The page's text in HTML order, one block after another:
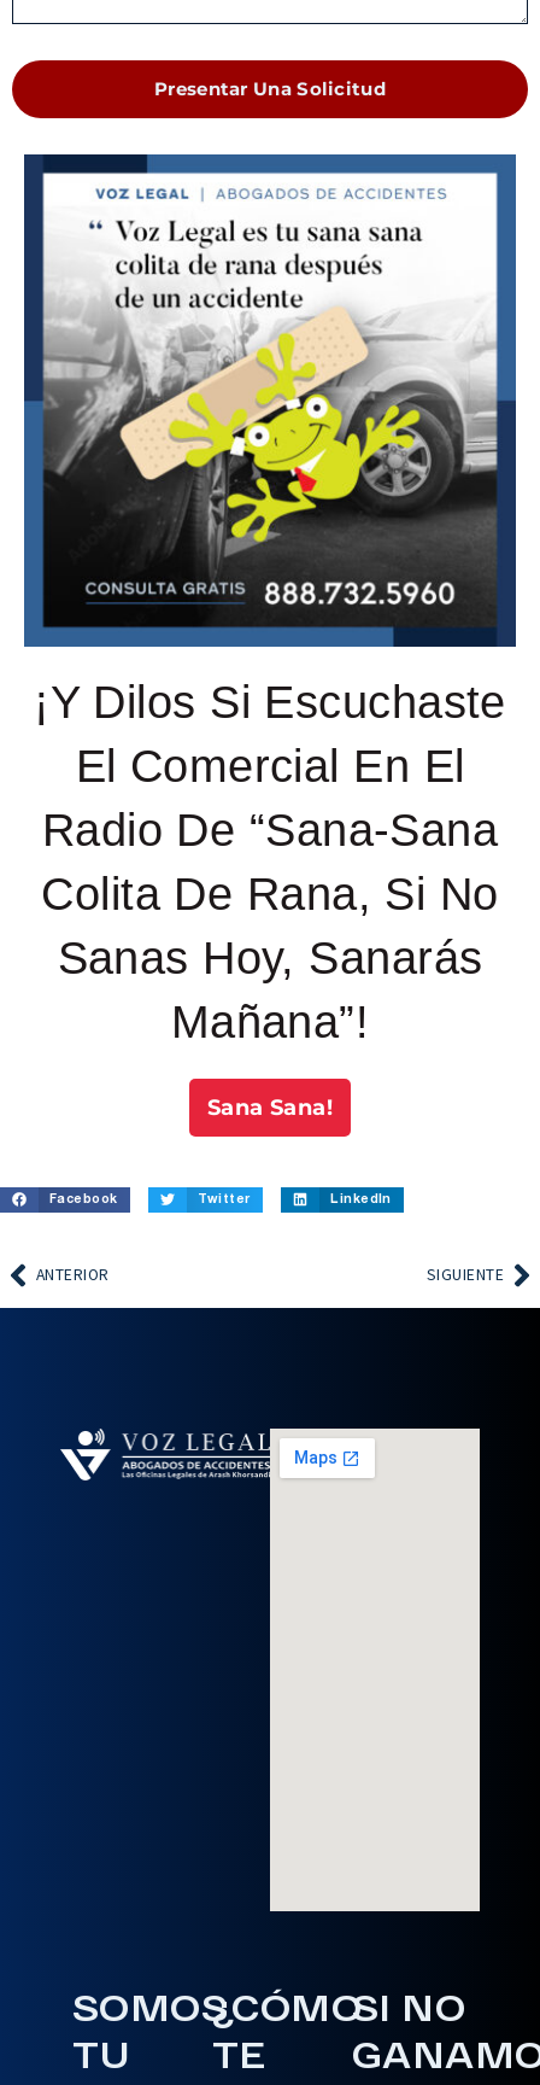
Presentar Una Solicitud
¡Y Dilos Si Escuchaste
El Comercial En El
Radio De “Sana-Sana
Colita De Rana, Si No
Sanas Hoy, Sanarás
Mañana”!
Sana Sana!
Facebook Twitter LinkedIn
ANTERIOR SIGUIENTE
SOMOS
TU
¿CÓMO
TE
SI NO